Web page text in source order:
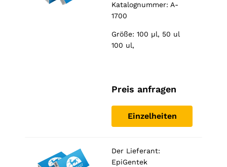
Katalognummer: A-
1700
Größe: 100 µl, 50 ul
100 ul,
Preis anfragen
Einzelheiten
Der Lieferant:
EpiGentek